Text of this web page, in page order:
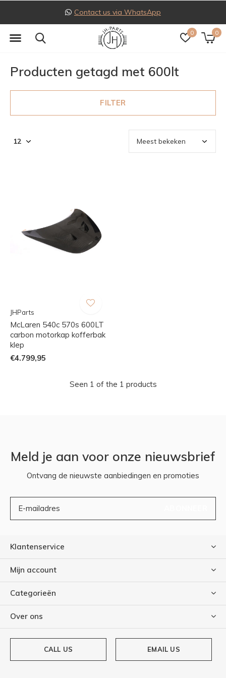
0 0
Contact us via WhatsApp
Producten getagd met 600lt
FILTER
JHParts
McLaren 540c 570s 600LT
carbon motorkap kofferbak
klep
€4.799,95
Seen 1 of the 1 products
Meld je aan voor onze nieuwsbrief
Ontvang de nieuwste aanbiedingen en promoties
Klantenservice
Mijn account
Categorieën
Over ons
CALL US EMAIL US